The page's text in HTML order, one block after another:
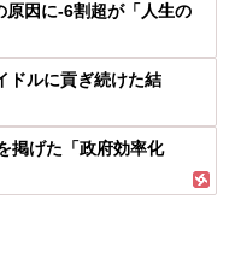
原因に-6割超が「人生の
ドルに貢ぎ続けた結
掲げた「政府効率化